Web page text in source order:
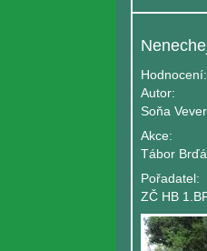
Hodnocení:
Autor:
Akce:
Tábor
Pořadatel: